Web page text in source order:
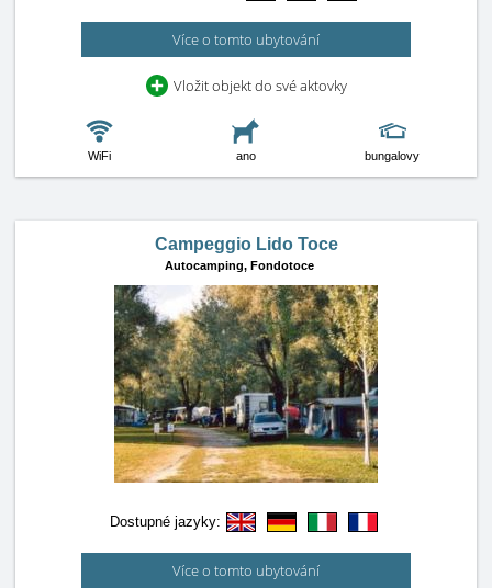
Více o tomto ubytování
Vložit objekt do své aktovky
WiFi ano bungalovy
Campeggio Lido Toce
Autocamping, Fondotoce
Dostupné jazyky:
Více o tomto ubytování